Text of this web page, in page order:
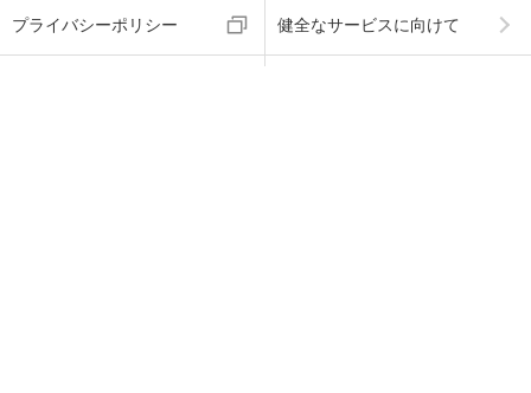
プライバシーポリシー 健全なサービスに向けて